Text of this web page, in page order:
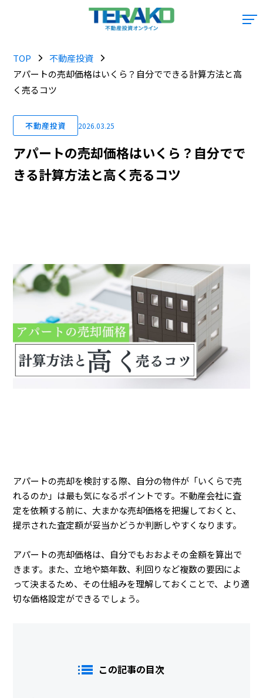
TOP
不動産投資
アパートの売却価格はいくら？自分でできる計算方法と高
く売るコツ
不動産投資 2026.03.25
アパートの売却価格はいくら？自分でで
きる計算方法と高く売るコツ
アパートの売却を検討する際、自分の物件が「いくらで売
れるのか」は最も気になるポイントです。不動産会社に査
定を依頼する前に、大まかな売却価格を把握しておくと、
提示された査定額が妥当かどうか判断しやすくなります。
アパートの売却価格は、自分でもおおよその金額を算出で
きます。また、立地や築年数、利回りなど複数の要因によ
って決まるため、その仕組みを理解しておくことで、より適
切な価格設定ができるでしょう。
この記事の目次